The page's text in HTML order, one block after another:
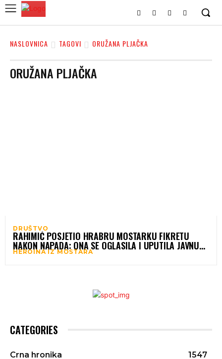
NASLOVNICA TAGOVI ORUŽANA PLJAČKA
ORUŽANA PLJAČKA
DRUŠTVO
RAHIMIĆ POSJETIO HRABRU MOSTARKU FIKRETU
NAKON NAPADA: ONA SE OGLASILA I UPUTILA JAVNU
ZAHVALNOST
HEROINA IZ MOSTARA
CATEGORIES
Crna hronika
1547